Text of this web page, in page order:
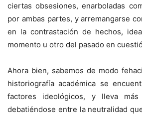
ciertas obsesiones, enarboladas
por ambas partes, y arremangarse
en la contrastación de hechos,
momento u otro del pasado en
Ahora bien, sabemos de modo
historiografía académica se
factores ideológicos, y lleva
debatiéndose entre la neutralidad